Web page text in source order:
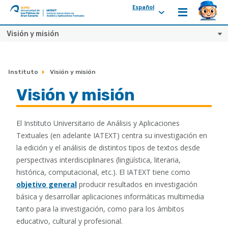
ULPGC
Ir
de
Español
Visión y misión
Instituto Visión y misión
Visión y misión
El Instituto Universitario de Análisis y Aplicaciones
Textuales (en adelante IATEXT) centra su investigación en
la edición y el análisis de distintos tipos de textos desde
perspectivas interdisciplinares (lingüística, literaria,
histórica, computacional, etc.). El IATEXT tiene como
objetivo general producir resultados en investigación
básica y desarrollar aplicaciones informáticas multimedia
tanto para la investigación, como para los ámbitos
educativo, cultural y profesional.